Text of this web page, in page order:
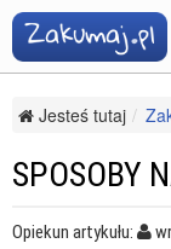
Jesteś tutaj
SPOSOBY
Opiekun artykułu: